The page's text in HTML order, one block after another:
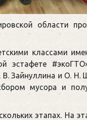
области
классами
эстафете
Зайнуллина и О.
мусора и
этапах. На